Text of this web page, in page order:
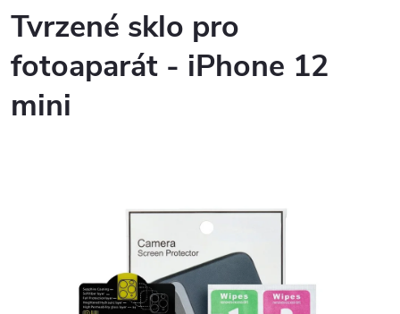
Tvrzené sklo pro
fotoaparát - iPhone 12
mini